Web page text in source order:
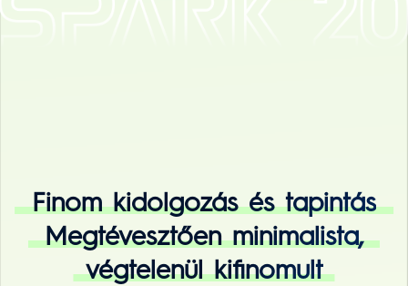
Finom kidolgozás és tapintás
Megtévesztően minimalista,
végtelenül kifinomult